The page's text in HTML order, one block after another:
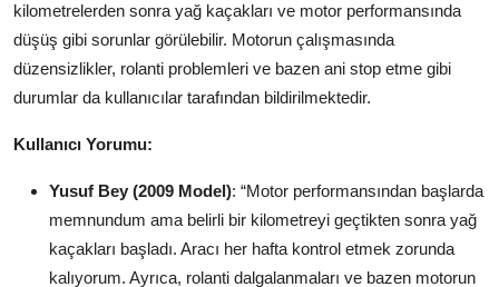
kilometrelerden sonra yağ kaçakları ve motor performansında
düşüş gibi sorunlar görülebilir. Motorun çalışmasında
düzensizlikler, rolanti problemleri ve bazen ani stop etme gibi
durumlar da kullanıcılar tarafından bildirilmektedir.
Kullanıcı Yorumu:
Yusuf Bey (2009 Model): “Motor performansından başlarda
memnundum ama belirli bir kilometreyi geçtikten sonra yağ
kaçakları başladı. Aracı her hafta kontrol etmek zorunda
kalıyorum. Ayrıca, rolanti dalgalanmaları ve bazen motorun